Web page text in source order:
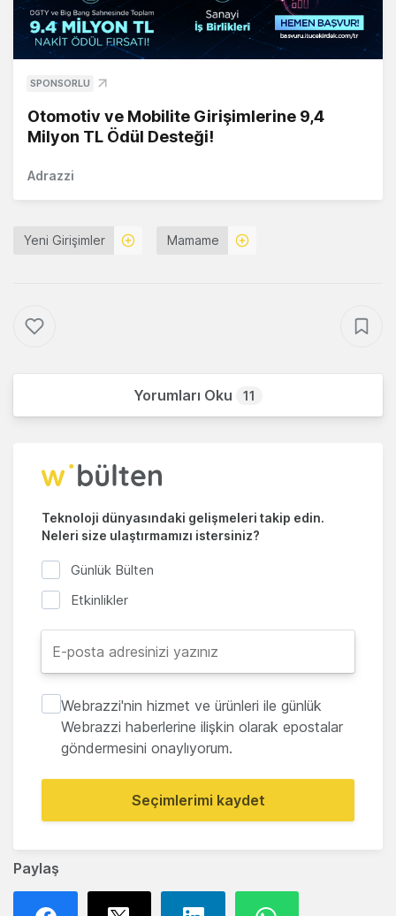
Paylaş
SPONSORLU
Otomotiv ve Mobilite Girişimlerine 9,4
Milyon TL Ödül Desteği!
Adrazzi
Yeni Girişimler Mamame
Yorumları Oku 11
Teknoloji dünyasındaki gelişmeleri takip edin.
Neleri size ulaştırmamızı istersiniz?
Günlük Bülten
Etkinlikler
Webrazzi'nin hizmet ve ürünleri ile günlük
Webrazzi haberlerine ilişkin olarak epostalar
göndermesini onaylıyorum.
Seçimlerimi kaydet